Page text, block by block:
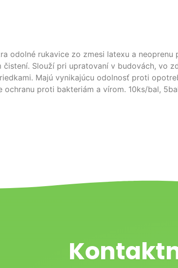
odolné rukavice zo zmesi latexu a
čistení. Slouží pri upratovaní v budovách, vo
Majú vynikajúcu odolnosť proti
ochranu proti bakteriám a vírom. 10ks/bal,